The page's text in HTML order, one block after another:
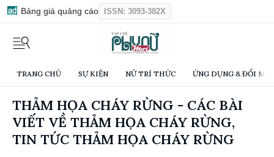
Bảng giá quảng cáo ISSN: 3093-382X
TRANG CHỦ SỰ KIỆN NỮ TRÍ THỨC ỨNG DỤNG & ĐỔI
THẢM HỌA CHÁY RỪNG - CÁC BÀI
VIẾT VỀ THẢM HỌA CHÁY RỪNG,
TIN TỨC THẢM HỌA CHÁY RỪNG